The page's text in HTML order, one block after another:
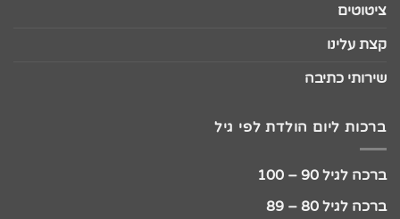
ציטוטים
קצת עלינו
שירותי כתיבה
ברכות ליום הולדת לפי גיל
ברכה לגיל 90 – 100
ברכה לגיל 80 – 89